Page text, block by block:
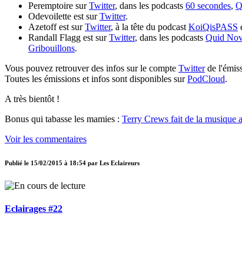
Peremptoire surTwitter, dans les podcasts 60 secondes,
Odevoilette est surTwitter.
Azetoff est surTwitter, à la tête du podcastKoiQisPASS
Randall Flagg est surTwitter, dans les podcasts Quid
Gribouillons.
Vous pouvez retrouver des infos sur le compte Twitterde
Toutes les émissions et infos sont disponibles surPodCloud.
A très bientôt !
Bonus qui tabasse les mamies : Terry Crews fait de la musique
Voir les commentaires
Publié le 15/02/2015 à 18:54 par Les Eclaireurs
Eclairages #22